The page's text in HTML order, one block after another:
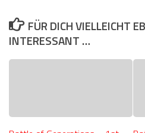
FÜR DICH VIELLEICHT
INTERESSANT …